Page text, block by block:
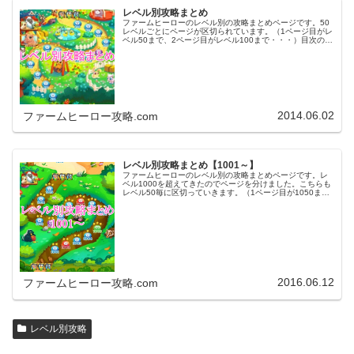
レベル別攻略まとめ
ファームヒーローのレベル別の攻略まとめページです。50
レベルごとにページが区切られています。（1ページ目がレ
ベル50まで、2ページ目がレベル100まで・・・）目次のリ
ファームヒーロー攻略.com 2014.06.02
レベル別攻略まとめ【1001～】
ファームヒーローのレベル別の攻略まとめページです。レ
ベル1000を超えてきたのでページを分けました。こちらも
レベル50毎に区切っていきます。（1ページ目が1050ま
ファームヒーロー攻略.com 2016.06.12
レベル別攻略